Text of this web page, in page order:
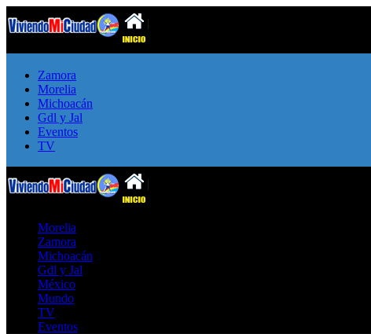
Zamora
Morelia
Michoacán
Gdl y Jal
Eventos
TV
Morelia
Zamora
Michoacán
Gdl y Jal
México
Mundo
TV
Eventos